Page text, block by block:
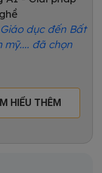
dục đến Bất
mỹ.... đã chọn
HIỂU THÊM